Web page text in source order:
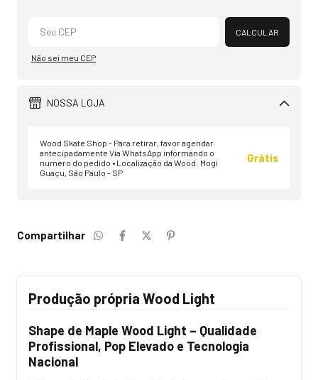
Alterar CEP
CALCULAR
Não sei meu CEP
NOSSA LOJA
Wood Skate Shop - Para retirar, favor agendar
antecipadamente Via WhatsApp informando o
numero do pedido • Localização da Wood: Mogi
Guaçu, São Paulo - SP
Grátis
Compartilhar
Produção própria Wood Light
Shape de Maple Wood Light – Qualidade
Profissional, Pop Elevado e Tecnologia
Nacional